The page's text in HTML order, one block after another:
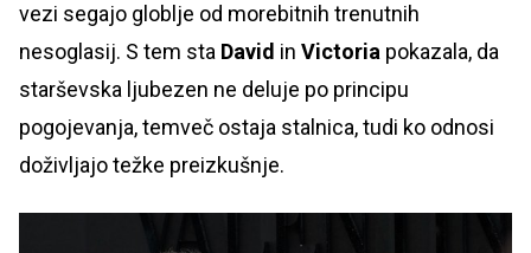
vezi segajo globlje od morebitnih trenutnih
nesoglasij. S tem sta David in Victoria pokazala, da
starševska ljubezen ne deluje po principu
pogojevanja, temveč ostaja stalnica, tudi ko odnosi
doživljajo težke preizkušnje.